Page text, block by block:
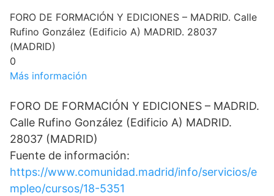
FORO DE FORMACIÓN Y EDICIONES – MADRID. Calle
Rufino González (Edificio A) MADRID. 28037
(MADRID)
0
Más información
FORO DE FORMACIÓN Y EDICIONES – MADRID.
Calle Rufino González (Edificio A) MADRID.
28037 (MADRID)
Fuente de información:
https://www.comunidad.madrid/info/servicios/e
mpleo/cursos/18-5351